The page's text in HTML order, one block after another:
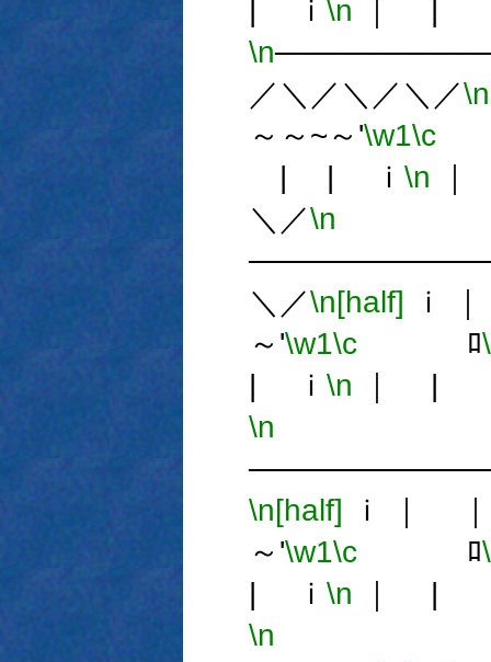
| ｉ \n ｜ |
\n
／＼／＼／＼／
～～~～'\w1\c
| | ｉ \n
＼／\n
＼／\n[half] ｉ
～'\w1\cﾛ
| ｉ \n ｜ |
\n
\n[half] ｉ ｜
～'\w1\cﾛ
| ｉ \n ｜ |
\n